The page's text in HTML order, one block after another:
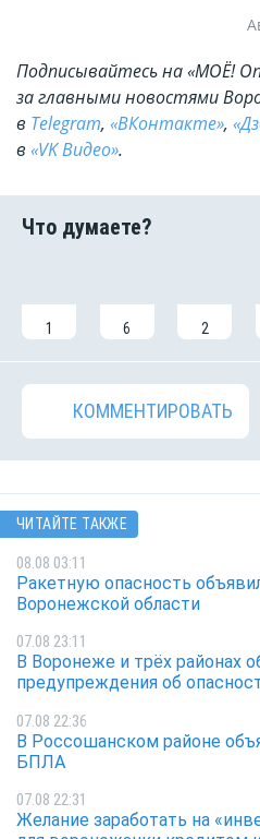
Подписывайтесь на «МОЁ!
за главными новостями
в Telegram, «ВКонтакте»,
в «VK Видео».
1 6 2
КОММЕНТИРОВАТЬ
ЧИТАЙТЕ ТАКЖЕ
08.08 03:11
Ракетную опасность
Воронежской области
07.08 23:11
В Воронеже и трёх районах
предупреждения об
07.08 22:36
В Россошанском районе
БПЛА
07.08 22:31
Желание заработать на